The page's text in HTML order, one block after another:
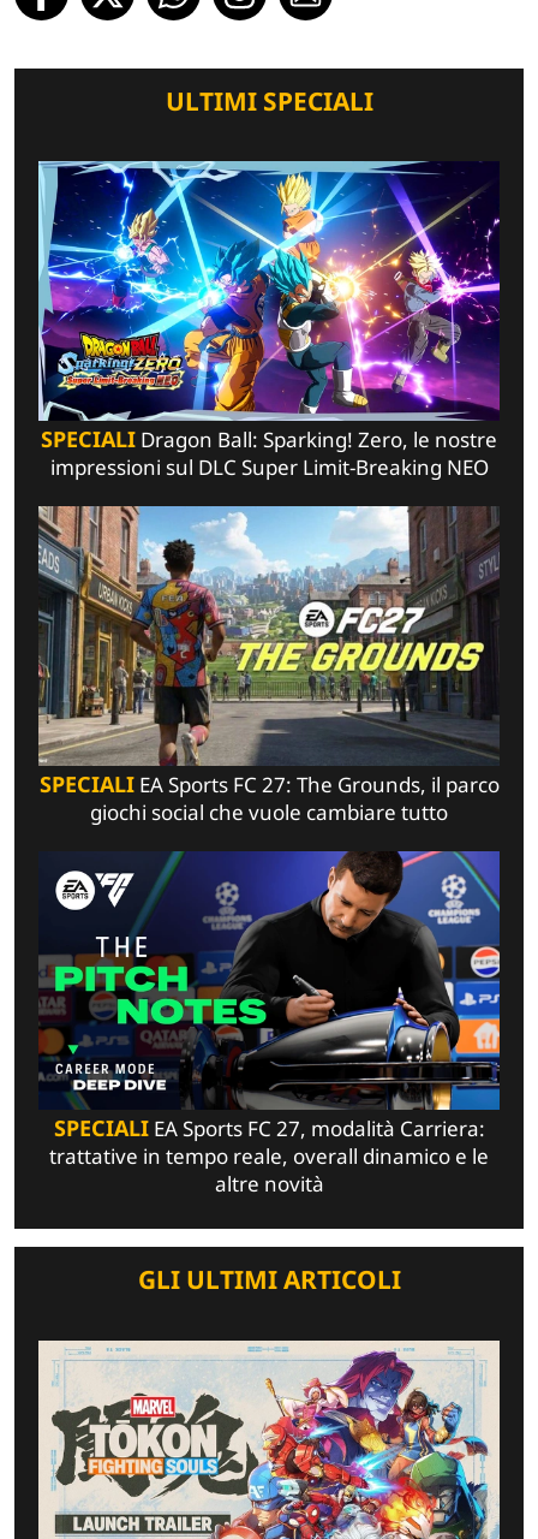
ULTIMI SPECIALI
SPECIALI Dragon Ball: Sparking! Zero, le nostre
impressioni sul DLC Super Limit-Breaking NEO
SPECIALIEA Sports FC 27: The Grounds, il parco
giochi social che vuole cambiare tutto
SPECIALIEA Sports FC 27, modalità Carriera:
trattative in tempo reale, overall dinamico e le
altre novità
GLI ULTIMI ARTICOLI